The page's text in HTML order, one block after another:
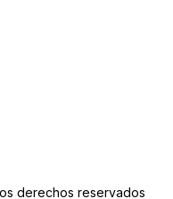
derechos reservados